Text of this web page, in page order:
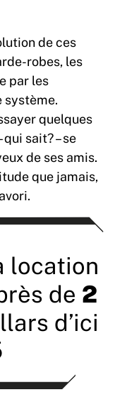
de ces
robes, les
par les
système.
quelques
sait? – se
de ses amis.
que jamais,
location
de 2
d’ici